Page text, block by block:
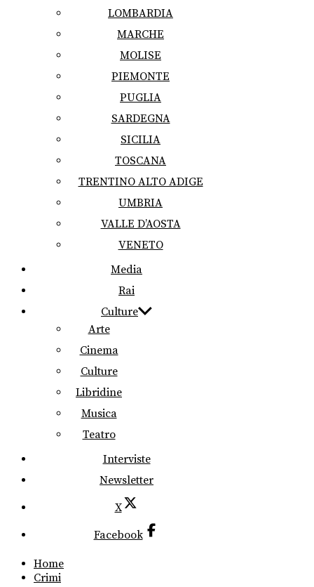
LOMBARDIA
MARCHE
MOLISE
PIEMONTE
PUGLIA
SARDEGNA
SICILIA
TOSCANA
TRENTINO ALTO ADIGE
UMBRIA
VALLE D’AOSTA
VENETO
Media
Rai
Culture
Arte
Cinema
Culture
Libridine
Musica
Teatro
Interviste
Newsletter
X
Facebook
Home
Crimi